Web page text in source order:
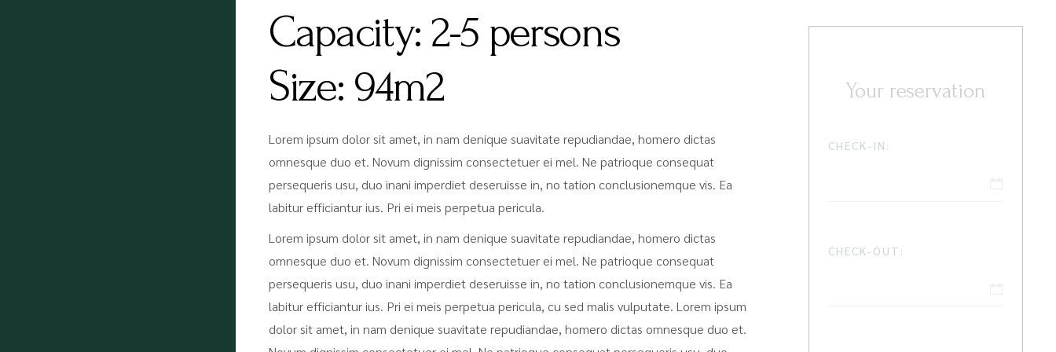
Capacity: 2-5 persons
Size: 94m2
Lorem ipsum dolor sit amet, in nam denique suavitate repudiandae, homero dictas
omnesque duo et. Novum dignissim consectetuer ei mel. Ne patrioque consequat
persequeris usu, duo inani imperdiet deseruisse in, no tation conclusionemque vis. Ea
labitur efficiantur ius. Pri ei meis perpetua pericula.
Lorem ipsum dolor sit amet, in nam denique suavitate repudiandae, homero dictas
omnesque duo et. Novum dignissim consectetuer ei mel. Ne patrioque consequat
persequeris usu, duo inani imperdiet deseruisse in, no tation conclusionemque vis. Ea
labitur efficiantur ius. Pri ei meis perpetua pericula, cu sed malis vulputate. Lorem ipsum
dolor sit amet, in nam denique suavitate repudiandae, homero dictas omnesque duo et.
Your reservation
CHECK-IN:
CHECK-OUT: